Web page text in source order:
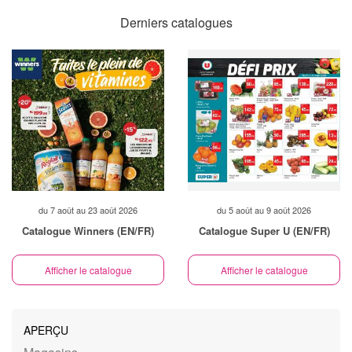
Derniers catalogues
du 7 août au 23 août 2026
Catalogue Winners (EN/FR)
Afficher le catalogue
du 5 août au 9 août 2026
Catalogue Super U (EN/FR)
Afficher le catalogue
APERÇU